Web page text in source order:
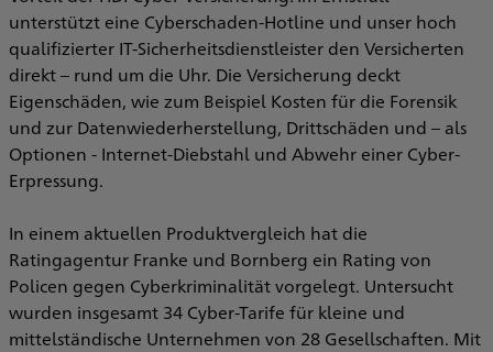
unterstützt eine Cyberschaden-Hotline und unser hoch
qualifizierter IT-Sicherheitsdienstleister den Versicherten
direkt – rund um die Uhr. Die Versicherung deckt
Eigenschäden, wie zum Beispiel Kosten für die Forensik
und zur Datenwiederherstellung, Drittschäden und – als
Optionen - Internet-Diebstahl und Abwehr einer Cyber-
Erpressung.
In einem aktuellen Produktvergleich hat die
Ratingagentur Franke und Bornberg ein Rating von
Policen gegen Cyberkriminalität vorgelegt. Untersucht
wurden insgesamt 34 Cyber-Tarife für kleine und
mittelständische Unternehmen von 28 Gesellschaften. Mit